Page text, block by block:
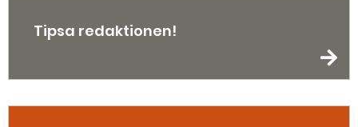
Tipsa redaktionen!